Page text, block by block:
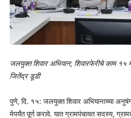
जलयुक्त शिवार अभियान; शिवारफेरीचे काम १५
जितेंद्र डूडी
पुणे, दि. १५: जलयुक्त शिवार अभियानाच्या
मेपर्यंत पूर्ण करावे. यात ग्रामपंचायत सदस्य,